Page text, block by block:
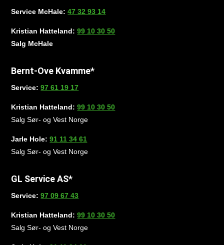
Service McHale:47 32 93 14
Kristian Hatteland:99 10 30 50
Salg McHale
Bernt-Ove Kvamme*
Service:97 61 19 17
Kristian Hatteland:99 10 30 50
Salg Sør- og Vest Norge
Jarle Hole:91 11 34 61
Salg Sør- og Vest Norge
GL Service AS*
Service:97 09 67 43
Kristian Hatteland:99 10 30 50
Salg Sør- og Vest Norge